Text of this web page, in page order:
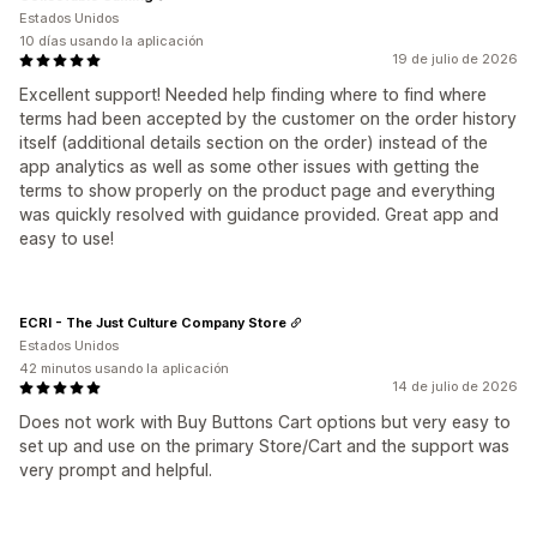
19 de julio de 2026
Excellent support! Needed help finding where to find where
terms had been accepted by the customer on the order history
itself (additional details section on the order) instead of the
app analytics as well as some other issues with getting the
terms to show properly on the product page and everything
was quickly resolved with guidance provided. Great app and
easy to use!
Estados Unidos
10 días usando la aplicación
14 de julio de 2026
Does not work with Buy Buttons Cart options but very easy to
set up and use on the primary Store/Cart and the support was
very prompt and helpful.
ECRI - The Just Culture Company Store
Estados Unidos
42 minutos usando la aplicación